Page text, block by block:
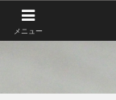
メニュー